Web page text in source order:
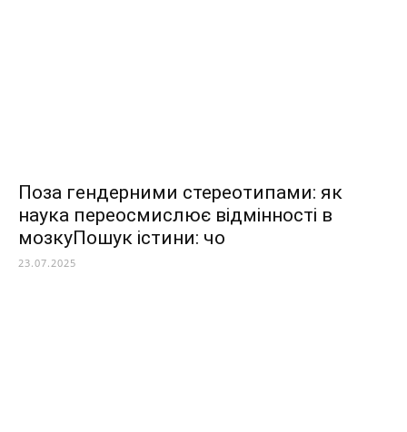
Поза гендерними стереотипами: як
наука переосмислює відмінності в
мозкуПошук істини: чо
23.07.2025